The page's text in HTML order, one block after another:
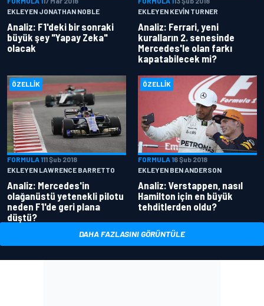
EKLEYEN JONATHAN NOBLE
Analiz: F1'deki bir sonraki
büyük şey "Yapay Zeka"
olacak
EKLEYEN KEVIN TURNER
Analiz: Ferrari, yeni
kuralların 2. senesinde
Mercedes'le olan farkı
kapatabilecek mi?
ÖZELLIK
FORMULA 111 Şub 2018
EKLEYEN LAWRENCE BARRETTO
Analiz: Mercedes'in
olağanüstü yetenekli pilotu
neden F1'de geri plana
düştü?
ÖZELLIK
FORMULA 16 Şub 2018
EKLEYEN BEN ANDERSON
Analiz: Verstappen, nasıl
Hamilton için en büyük
tehditlerden oldu?
DAHA FAZLASINI GÖRÜNTÜLE